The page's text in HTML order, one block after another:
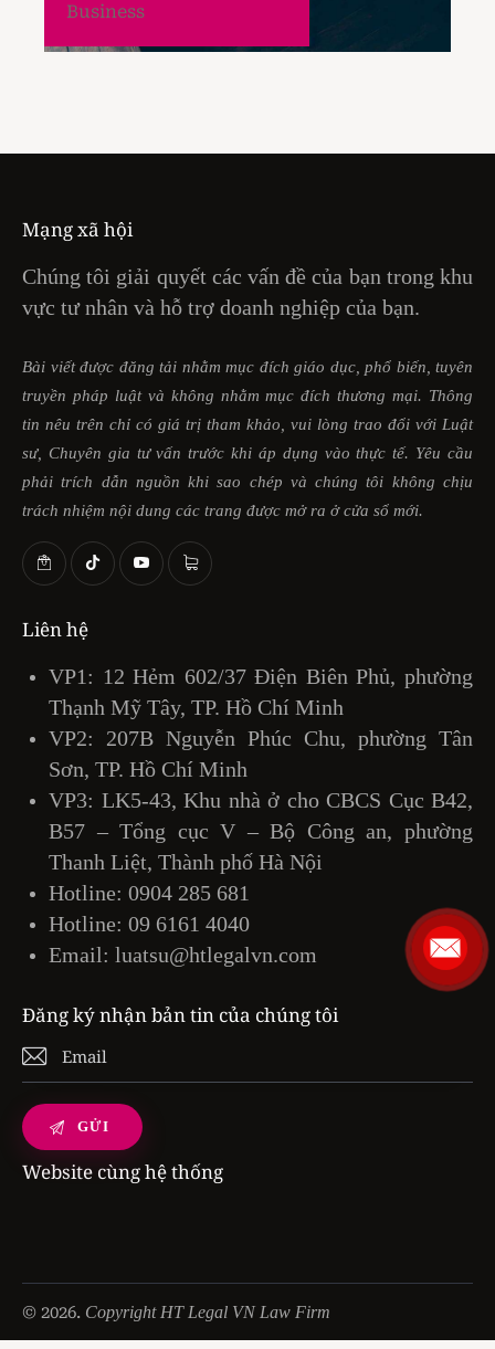
Business
Mạng xã hội
Chúng tôi giải quyết các vấn đề của bạn trong khu
vực tư nhân và hỗ trợ doanh nghiệp của bạn.
Bài viết được đăng tải nhằm mục đích giáo dục, phổ biến, tuyên
truyền pháp luật và không nhằm mục đích thương mại. Thông
tin nêu trên chỉ có giá trị tham khảo, vui lòng trao đổi với Luật
sư, Chuyên gia tư vấn trước khi áp dụng vào thực tế. Yêu cầu
phải trích dẫn nguồn khi sao chép và chúng tôi không chịu
trách nhiệm nội dung các trang được mở ra ở cửa sổ mới.
Liên hệ
VP1: 12 Hẻm 602/37 Điện Biên Phủ, phường
Thạnh Mỹ Tây, TP. Hồ Chí Minh
VP2: 207B Nguyễn Phúc Chu, phường Tân
Sơn, TP. Hồ Chí Minh
VP3: LK5-43, Khu nhà ở cho CBCS Cục B42,
B57 – Tổng cục V – Bộ Công an, phường
Thanh Liệt, Thành phố Hà Nội
Hotline: 0904 285 681
Hotline: 09 6161 4040
Email: luatsu@htlegalvn.com
Đăng ký nhận bản tin của chúng tôi
Website cùng hệ thống
© 2026. Copyright HT Legal VN Law Firm